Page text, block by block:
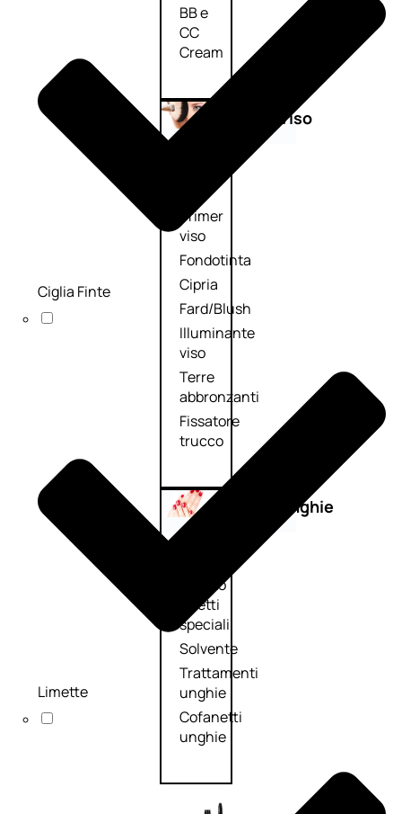
BB e
CC
Cream
Viso
Primer
viso
Fondotinta
Cipria
Fard/Blush
Illuminante
viso
Terre
abbronzanti
Fissatore
trucco
Unghie
Smalto
effetti
speciali
Solvente
Trattamenti
unghie
Cofanetti
unghie
Ciglia Finte
Limette